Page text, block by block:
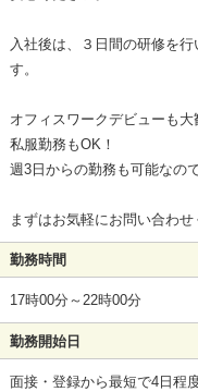
入社後は、３日間の研修を
す。
オフィスワークデビューも大
私服勤務もOK！
週3日からの勤務も可能なの
まずはお気軽にお問い合わせ
勤務時間
17時00分～22時00分
勤務開始日
面接・登録から最短で4日程